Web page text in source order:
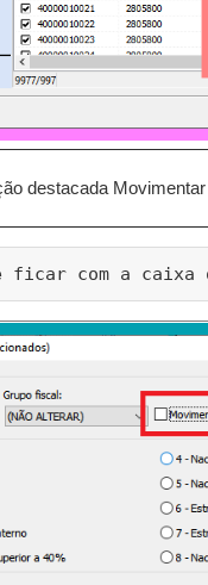
destacada
ficar com a caixa